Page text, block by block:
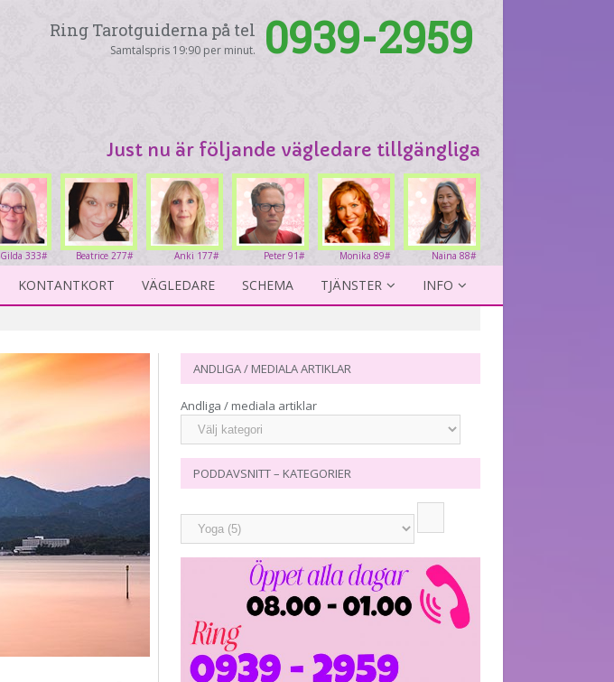
Ring Tarotguiderna på tel
Samtalspris 19:90 per minut. 0939-2959
Just nu är följande vägledare tillgängliga
Naina 88#
Monika 89#
Peter 91#
Anki 177#
Beatrice 277#
Gilda 333#
KONTANTKORT VÄGLEDARE SCHEMA TJÄNSTER INFO
ANDLIGA / MEDIALA ARTIKLAR
Andliga / mediala artiklar
PODDAVSNITT – KATEGORIER